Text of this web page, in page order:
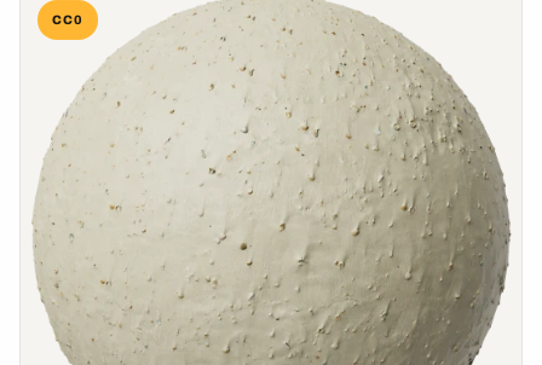
CC0